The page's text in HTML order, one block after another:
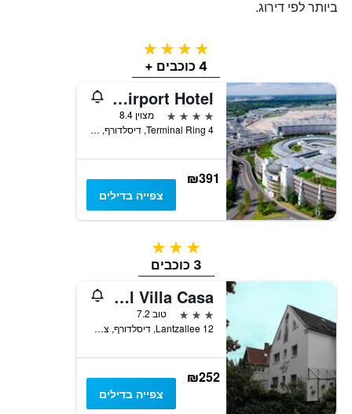
ביותר לפי דירוג.
4 כוכבים
4 כוכבים +
Sheraton Düsseldorf Airport Hotel
4 כוכבים
מצוין 8.4
Terminal Ring 4, דיסלדורף, צפון ריין-וסטפאליה, גרמניה
₪391
צפייה בדילים
3 כוכבים
3 כוכבים
Hotel Villa Casa
3 כוכבים
טוב 7.2
Lantzallee 12, דיסלדורף, צפון ריין-וסטפאליה, גרמניה
₪252
צפייה בדילים